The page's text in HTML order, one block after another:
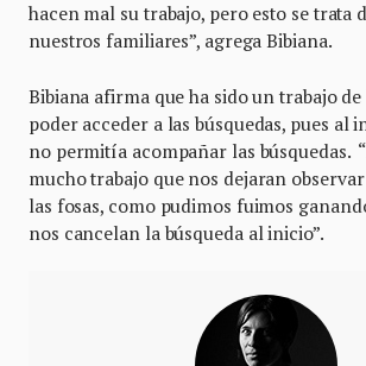
hacen mal su trabajo, pero esto se trata
nuestros familiares”, agrega Bibiana.
Bibiana afirma que ha sido un trabajo
poder acceder a las búsquedas, pues al
no permitía acompañar las búsquedas.
mucho trabajo que nos dejaran
las fosas, como pudimos fuimos
nos cancelan la búsqueda al inicio”.